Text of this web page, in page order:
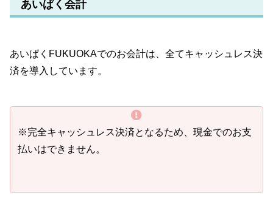
あいぱく会計
あいぱくFUKUOKAでのお会計は、全てキャッシュレス決
済を導入しています。
※完全キャッシュレス決済となるため、現金でのお支
払いはできません。